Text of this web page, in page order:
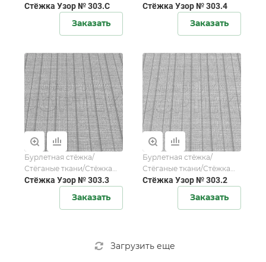
мебельной ткани/Стёжка
Стёжка Узор № 303.C
Заказать
мебельной ткани/Стёжка
Стёжка Узор № 303.4
Заказать
Бурлетная стёжка/
Стёганые ткани/Стёжка
мебельной ткани/Стёжка
Стёжка Узор № 303.3
Заказать
Бурлетная стёжка/
Стёганые ткани/Стёжка
мебельной ткани/Стёжка
Стёжка Узор № 303.2
Заказать
Загрузить еще